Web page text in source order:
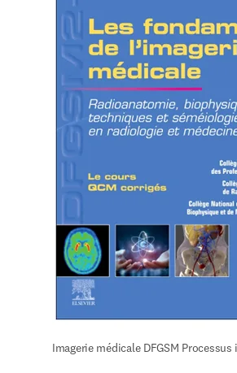
Imagerie médicale DFGSM